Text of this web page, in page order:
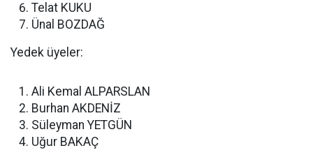
Telat KUKU
Ünal BOZDAĞ
Yedek üyeler:
Ali Kemal ALPARSLAN
Burhan AKDENİZ
Süleyman YETGÜN
Uğur BAKAÇ